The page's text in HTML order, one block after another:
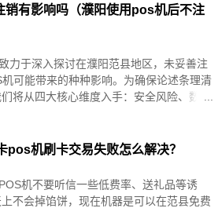
销有影响吗（濮阳使用pos机后不注
力于深入探讨在濮阳范县地区，未妥善注
机可能带来的种种影响。为确保论述条理清
将从四大核心维度入手：安全风险、数据
面认知不注销POS机的
pos机刷卡交易失败怎么解决？
机不要听信一些低费率、送礼品等诱
不会掉馅饼，现在机器是可以在范县免费